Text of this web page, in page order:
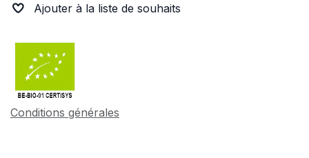
Ajouter à la liste de souhaits
Conditions générales